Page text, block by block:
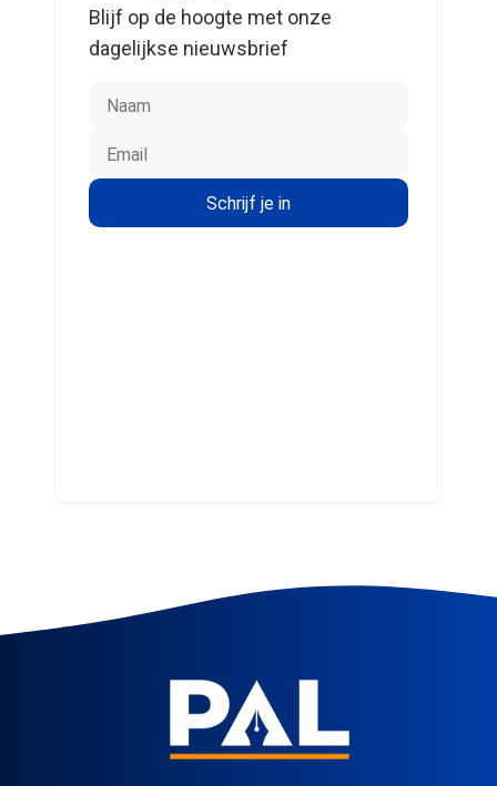
Blijf op de hoogte met onze
dagelijkse nieuwsbrief